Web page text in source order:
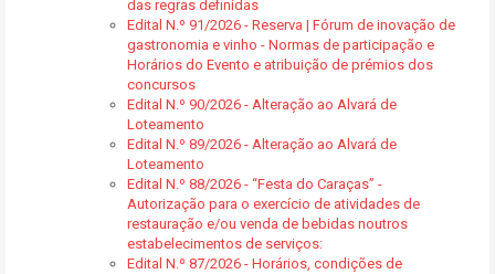
das regras definidas
Edital N.º 91/2026 - Reserva | Fórum de inovação de
gastronomia e vinho - Normas de participação e
Horários do Evento e atribuição de prémios dos
concursos
Edital N.º 90/2026 - Alteração ao Alvará de
Loteamento
Edital N.º 89/2026 - Alteração ao Alvará de
Loteamento
Edital N.º 88/2026 - “Festa do Caraças” -
Autorização para o exercício de atividades de
restauração e/ou venda de bebidas noutros
estabelecimentos de serviços:
Edital N.º 87/2026 - Horários, condições de